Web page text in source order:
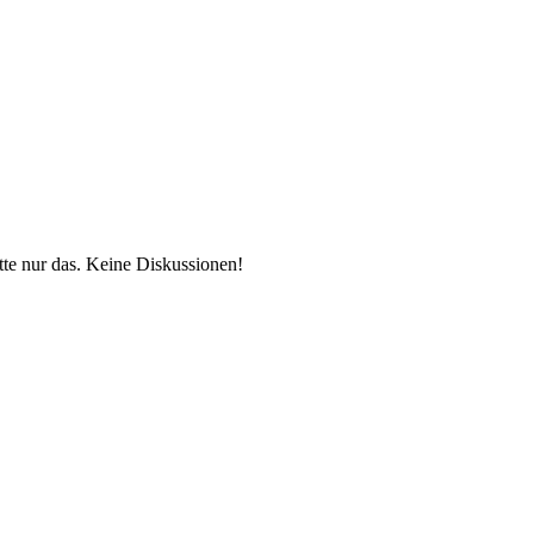
nur das. Keine Diskussionen!